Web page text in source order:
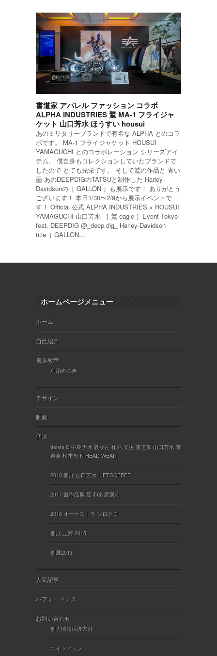
書道家 アパレル ファッション コラボ
ALPHA INDUSTRIES 鷲 MA-1 フライジャ
ケット 山口芳水 ほうすい housui
あのミリタリーブランドで有名な ALPHA とのコラ
ボです。 MA-1 フライジャケット HOUSUI
YAMAGUCHI とのコラボレーション シリーズアイ
テム。 僕自身もコレクションしていたブランドで
したので とても光栄です。 そして鷲の作品と 青い
墨 あのDEEPDIGのTATSUと制作した Harley-
Davidsonの［ GALLON ］も展示です！ ありがとう
ございます！ 本日1/30〜2/9から展示イベントで
す！ Official 公式 ALPHA INDUSTRIES × HOUSUI
YAMAGUCHI 山口芳水 ［ 鷲 eagle ］Event Tokyo
feat. DEEPDIG @_deep.dig_ Harley-Davidson
title［ GALLON...
ホームページメニュー
ホーム
自己紹介
書道教室
利用者の声
デザイン
動画
個展
delete C 中島ナオ 乳がん 作品 支援 書道家 山口芳水 華
道家 松本光 N HEAD WEAR
2018 個展 山口芳水 LIFTCOFFEE
2017 書作品展 愛 和多屋別荘
2016 オーケストラ シロクロ
個展 上海 2015
個展2013
人気記事
パフォーマンス
お問い合わせ
個人情報保護方針
サイトマップ